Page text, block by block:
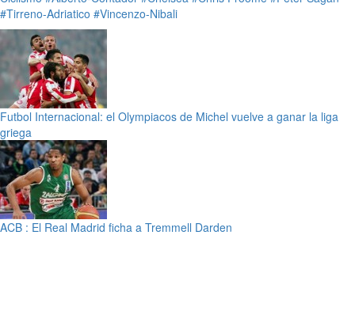
#Tirreno-Adriatico #Vincenzo-Nibali
Futbol Internacional: el Olympiacos de Michel vuelve a ganar la liga
griega
ACB : El Real Madrid ficha a Tremmell Darden